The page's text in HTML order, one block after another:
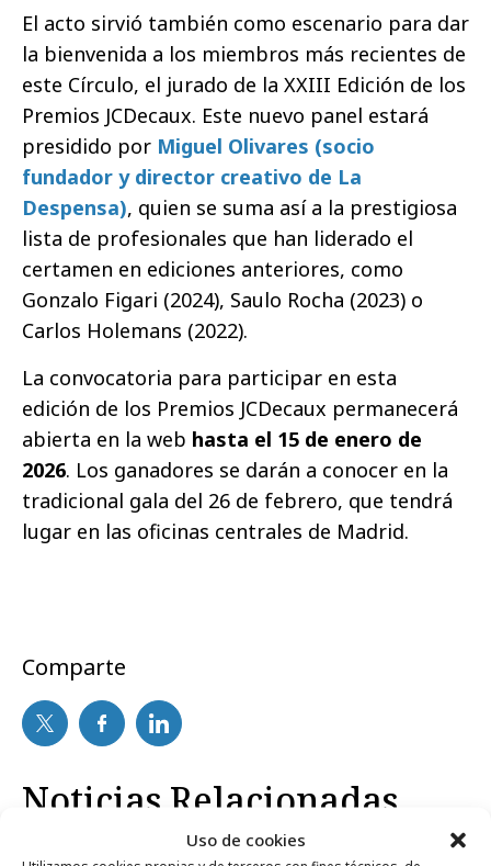
Uso de cookies
El acto sirvió también como escenario para dar
la bienvenida a los miembros más recientes de
este Círculo, el jurado de la XXIII Edición de los
Premios JCDecaux. Este nuevo panel estará
presidido por Miguel Olivares (socio
fundador y director creativo de La
Despensa), quien se suma así a la prestigiosa
lista de profesionales que han liderado el
certamen en ediciones anteriores, como
Gonzalo Figari (2024), Saulo Rocha (2023) o
Carlos Holemans (2022).
La convocatoria para participar en esta
edición de los Premios JCDecaux permanecerá
abierta en la web hasta el 15 de enero de
2026. Los ganadores se darán a conocer en la
tradicional gala del 26 de febrero, que tendrá
lugar en las oficinas centrales de Madrid.
Comparte
Noticias Relacionadas